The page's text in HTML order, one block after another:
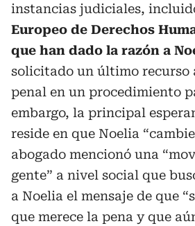
instancias judiciales,
Europeo de Derechos
que han dado la razón a
solicitado un último recurso
penal en un procedimiento
embargo, la principal
reside en que Noelia
abogado mencionó una
gente” a nivel social que
a Noelia el mensaje de que
que merece la pena y que